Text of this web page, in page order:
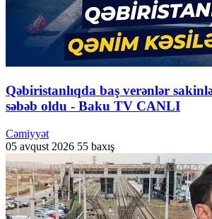
Qəbiristanlıqda baş verənlər
səbəb oldu - Baku TV CANLI
Cəmiyyət
05 avqust 2026 55 baxış